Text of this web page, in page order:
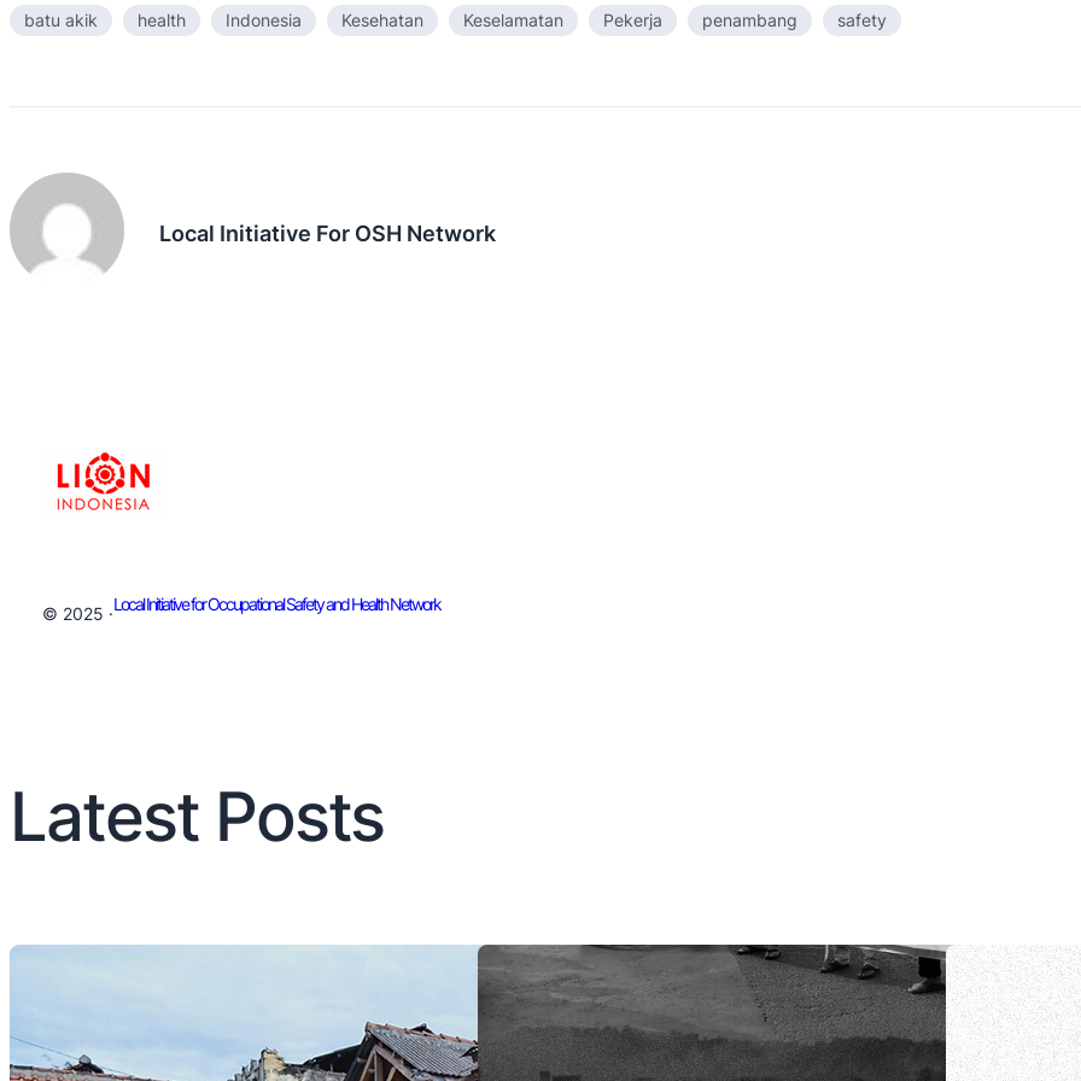
batu akik health Indonesia Kesehatan Keselamatan Pekerja penambang safety
Local Initiative For OSH Network
© 2025 ·
Local Initiative for Occupational Safety and Health Network
Latest Posts